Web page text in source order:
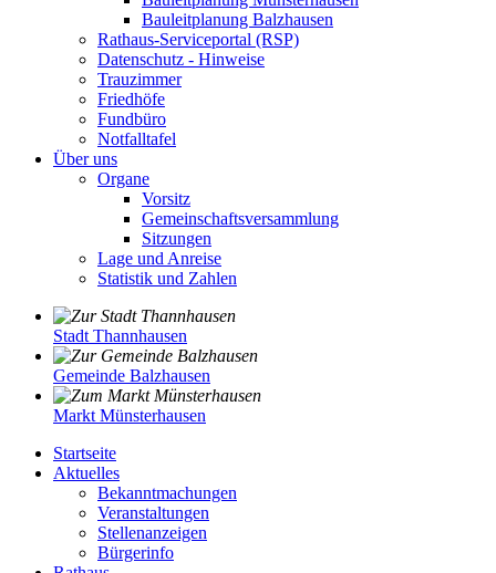
Bauleitplanung Balzhausen
Rathaus-Serviceportal (RSP)
Datenschutz - Hinweise
Trauzimmer
Friedhöfe
Fundbüro
Notfalltafel
Über uns
Organe
Vorsitz
Gemeinschaftsversammlung
Sitzungen
Lage und Anreise
Statistik und Zahlen
Stadt Thannhausen
Gemeinde Balzhausen
Markt Münsterhausen
Startseite
Aktuelles
Bekanntmachungen
Veranstaltungen
Stellenanzeigen
Bürgerinfo